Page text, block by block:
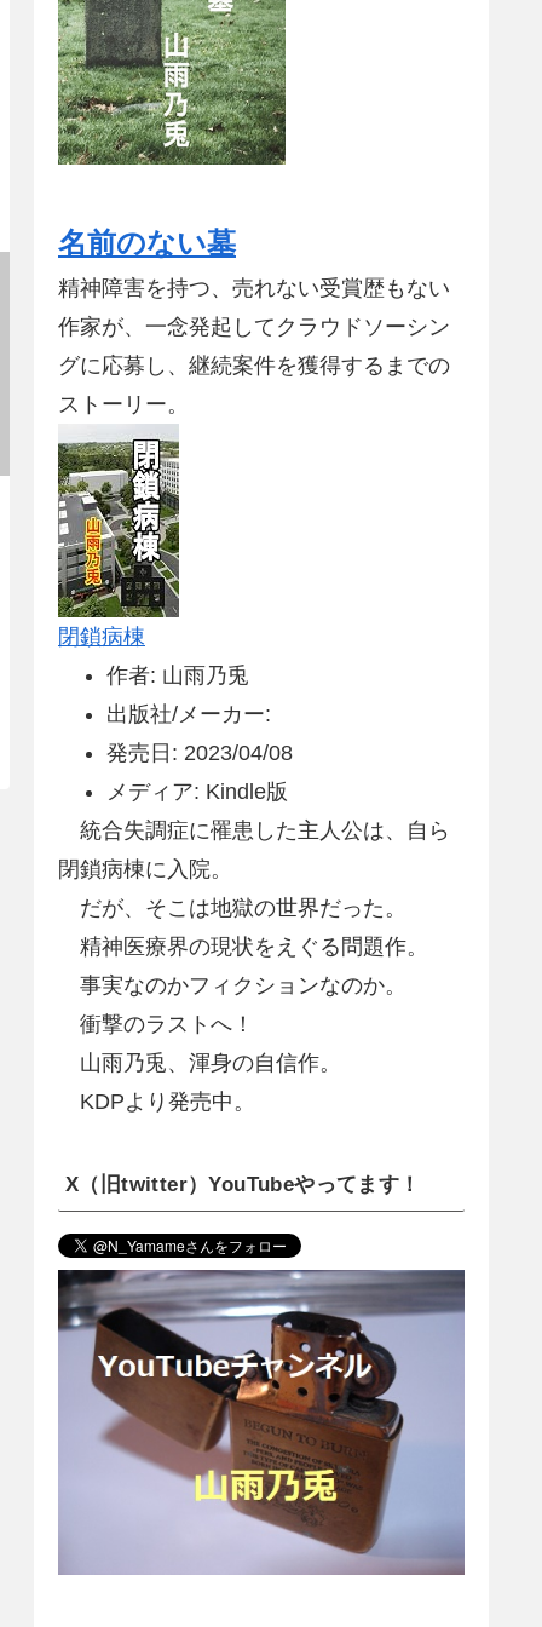
名前のない墓
精神障害を持つ、売れない受賞歴もない
作家が、一念発起してクラウドソーシン
グに応募し、継続案件を獲得するまでの
ストーリー。
閉鎖病棟
作者: 山雨乃兎
出版社/メーカー:
発売日: 2023/04/08
メディア: Kindle版
統合失調症に罹患した主人公は、自ら
閉鎖病棟に入院。
だが、そこは地獄の世界だった。
精神医療界の現状をえぐる問題作。
事実なのかフィクションなのか。
衝撃のラストへ！
山雨乃兎、渾身の自信作。
KDPより発売中。
X（旧twitter）YouTubeやってます！